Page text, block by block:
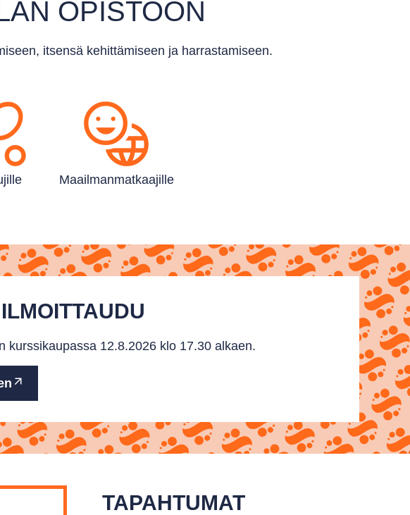
OPISTOON
itsensä kehittämiseen ja harrastamiseen.
Maailman­matkaajille
kurssikaupassa 12.8.2026 klo 17.30 alkaen.
TAPAHTUMAT